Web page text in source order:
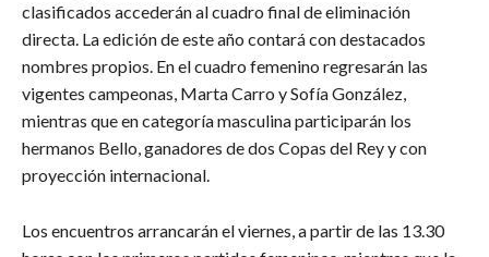
clasificados accederán al cuadro final de eliminación
directa. La edición de este año contará con destacados
nombres propios. En el cuadro femenino regresarán las
vigentes campeonas, Marta Carro y Sofía González,
mientras que en categoría masculina participarán los
hermanos Bello, ganadores de dos Copas del Rey y con
proyección internacional.
Los encuentros arrancarán el viernes, a partir de las 13.30